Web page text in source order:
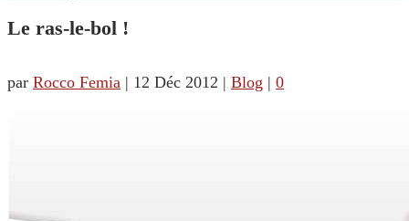
Le ras-le-bol !
par Rocco Femia | 12 Déc 2012 | Blog | 0